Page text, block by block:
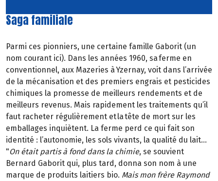
Saga familiale
Parmi ces pionniers, une certaine famille Gaborit (un
nom courant ici). Dans les années 1960, sa ferme en
conventionnel, aux Mazeries à Yzernay, voit dans l’arrivée
de la mécanisation et des premiers engrais et pesticides
chimiques la promesse de meilleurs rendements et de
meilleurs revenus. Mais rapidement les traitements qu’il
faut racheter régulièrement et la tête de mort sur les
emballages inquiètent. La ferme perd ce qui fait son
identité : l’autonomie, les sols vivants, la qualité du lait…
"On était partis à fond dans la chimie, se souvient
Bernard Gaborit qui, plus tard, donna son nom à une
marque de produits laitiers bio. Mais mon frère Raymond